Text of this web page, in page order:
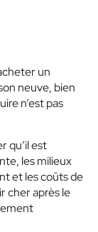
un
neuve, bien
n’est pas
qu’il est
les milieux
et les coûts de
cher après le